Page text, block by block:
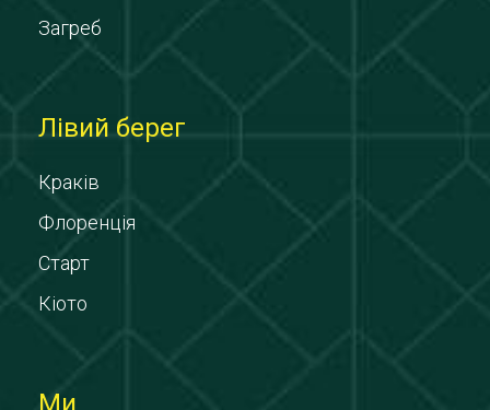
Загреб
Лівий берег
Краків
Флоренція
Старт
Кіото
Ми